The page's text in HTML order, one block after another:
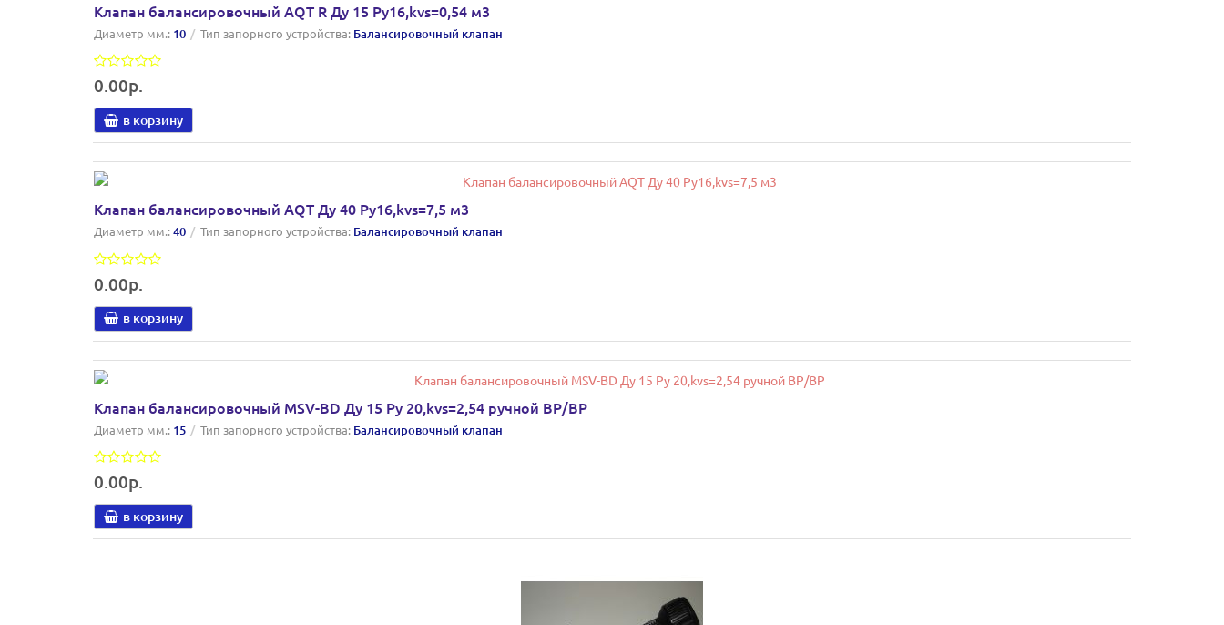
Клапан балансировочный AQT R Ду 15 Ру16,kvs=0,54 м3
Диаметр мм.: 10 Тип запорного устройства: Балансировочный клапан
0.00р.
в корзину
Клапан балансировочный AQT Ду 40 Ру16,kvs=7,5 м3
Диаметр мм.:40 Тип запорного устройства: Балансировочный клапан
0.00р.
в корзину
Клапан балансировочный MSV-BD Ду 15 Ру 20,kvs=2,54 ручной ВР/ВР
Диаметр мм.: 15 Тип запорного устройства: Балансировочный клапан
0.00р.
в корзину